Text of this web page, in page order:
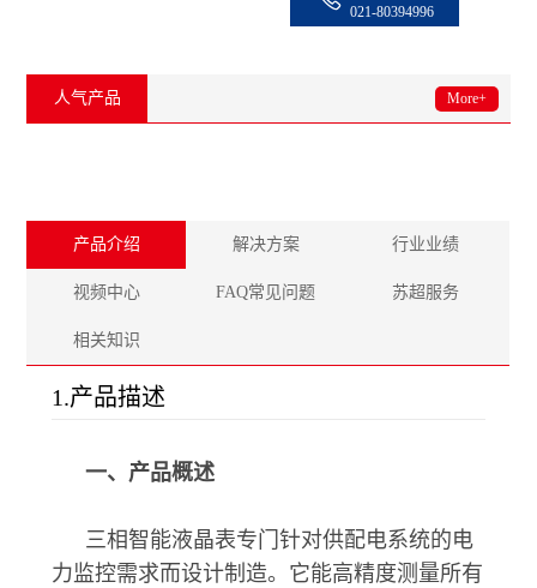
021-80394996
人气产品 More+
产品介绍 解决方案 行业业绩
视频中心 FAQ常见问题 苏超服务
相关知识
1.产品描述
一、产品概述
三相智能液晶表专门针对供配电系统的电
力监控需求而设计制造。它能高精度测量所有